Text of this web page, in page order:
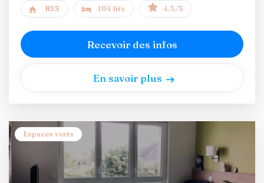
RSS 104 lits 4.5/5
Recevoir des infos
En savoir plus
Espaces verts